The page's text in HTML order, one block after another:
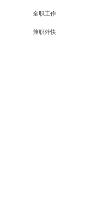
全职工作
兼职外快